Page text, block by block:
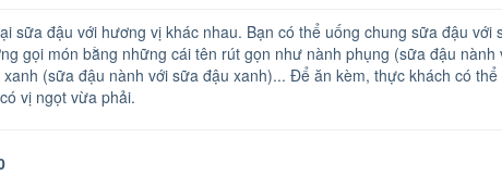
sữa đậu với hương vị khác nhau. Bạn có thể uống chung sữa đậu với
gọi món bằng những cái tên rút gọn như nành phụng (sữa đậu
(sữa đậu nành với sữa đậu xanh)... Để ăn kèm, thực khách có
vị ngọt vừa phải.